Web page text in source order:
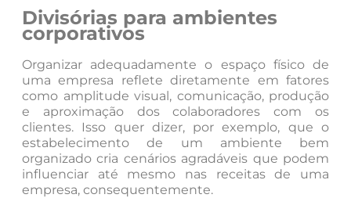
Divisórias para ambientes
corporativos
Organizar adequadamente o espaço físico de
uma empresa reflete diretamente em fatores
como amplitude visual, comunicação, produção
e aproximação dos colaboradores com os
clientes. Isso quer dizer, por exemplo, que o
estabelecimento de um ambiente bem
organizado cria cenários agradáveis que podem
influenciar até mesmo nas receitas de uma
empresa, consequentemente.